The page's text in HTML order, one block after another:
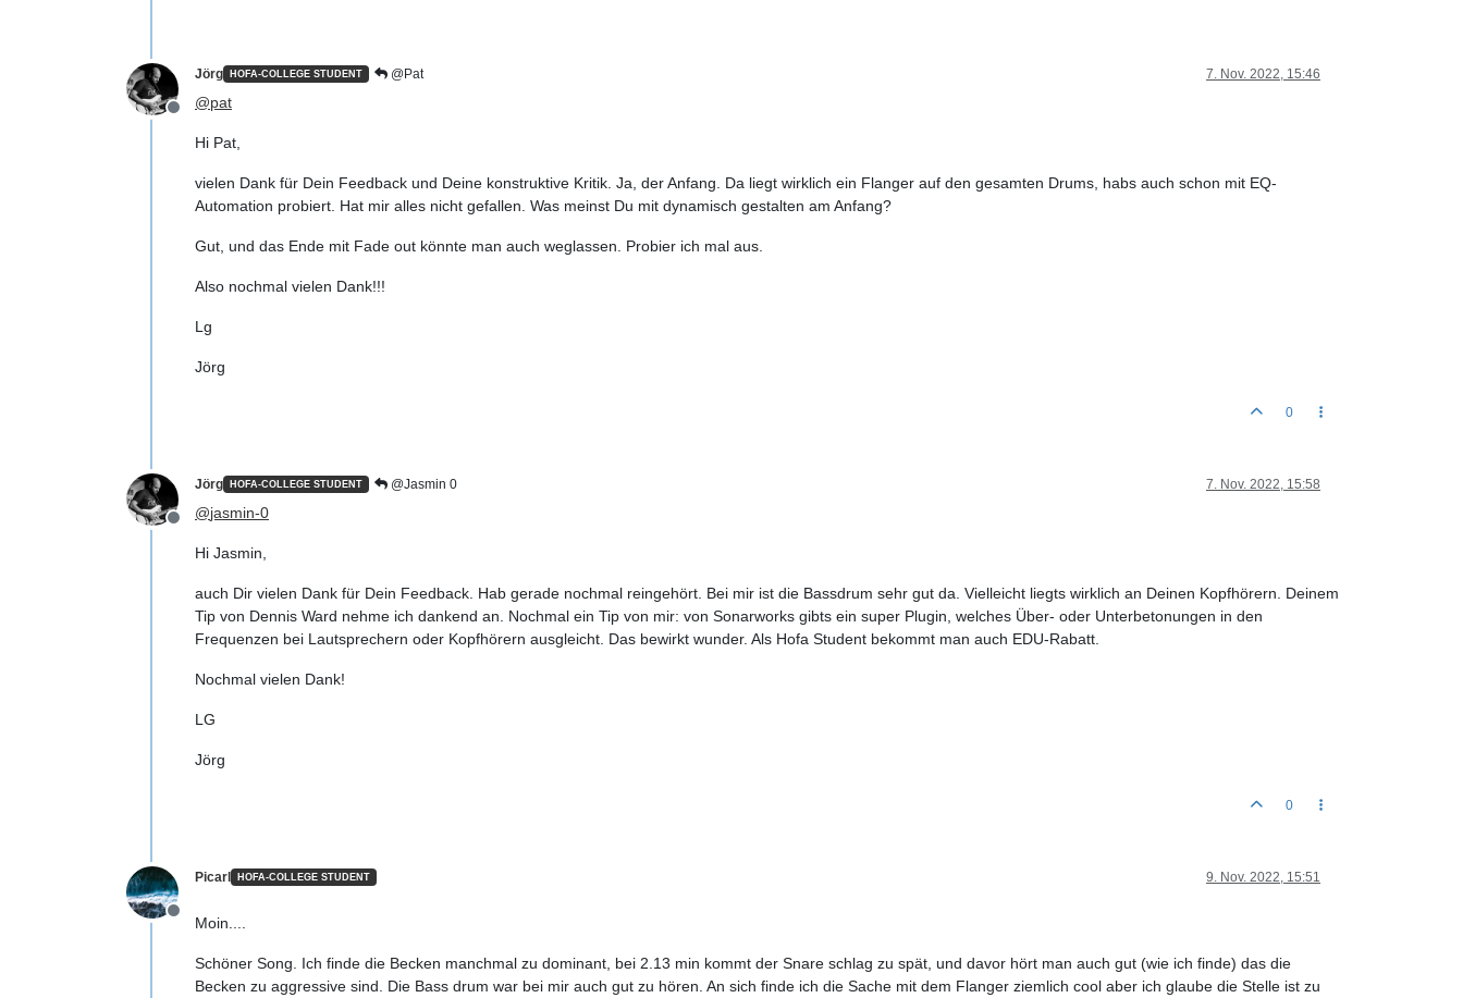
Offline
Jörg HOFA-COLLEGE STUDENT @Pat 7. Nov. 2022, 15:46
@pat
Hi Pat,
vielen Dank für Dein Feedback und Deine konstruktive Kritik. Ja, der Anfang. Da liegt wirklich ein Flanger auf den gesamten Drums, habs auch schon mit EQ-
Automation probiert. Hat mir alles nicht gefallen. Was meinst Du mit dynamisch gestalten am Anfang?
Gut, und das Ende mit Fade out könnte man auch weglassen. Probier ich mal aus.
Also nochmal vielen Dank!!!
Lg
Jörg
0
Offline
Jörg HOFA-COLLEGE STUDENT @Jasmin 0 7. Nov. 2022, 15:58
@jasmin-0
Hi Jasmin,
auch Dir vielen Dank für Dein Feedback. Hab gerade nochmal reingehört. Bei mir ist die Bassdrum sehr gut da. Vielleicht liegts wirklich an Deinen Kopfhörern. Deinem
Tip von Dennis Ward nehme ich dankend an. Nochmal ein Tip von mir: von Sonarworks gibts ein super Plugin, welches Über- oder Unterbetonungen in den
Frequenzen bei Lautsprechern oder Kopfhörern ausgleicht. Das bewirkt wunder. Als Hofa Student bekommt man auch EDU-Rabatt.
Nochmal vielen Dank!
LG
Jörg
0
Offline
Picarl HOFA-COLLEGE STUDENT 9. Nov. 2022, 15:51
Moin....
Schöner Song. Ich finde die Becken manchmal zu dominant, bei 2.13 min kommt der Snare schlag zu spät, und davor hört man auch gut (wie ich finde) das die
Becken zu aggressive sind. Die Bass drum war bei mir auch gut zu hören. An sich finde ich die Sache mit dem Flanger ziemlich cool aber ich glaube die Stelle ist zu